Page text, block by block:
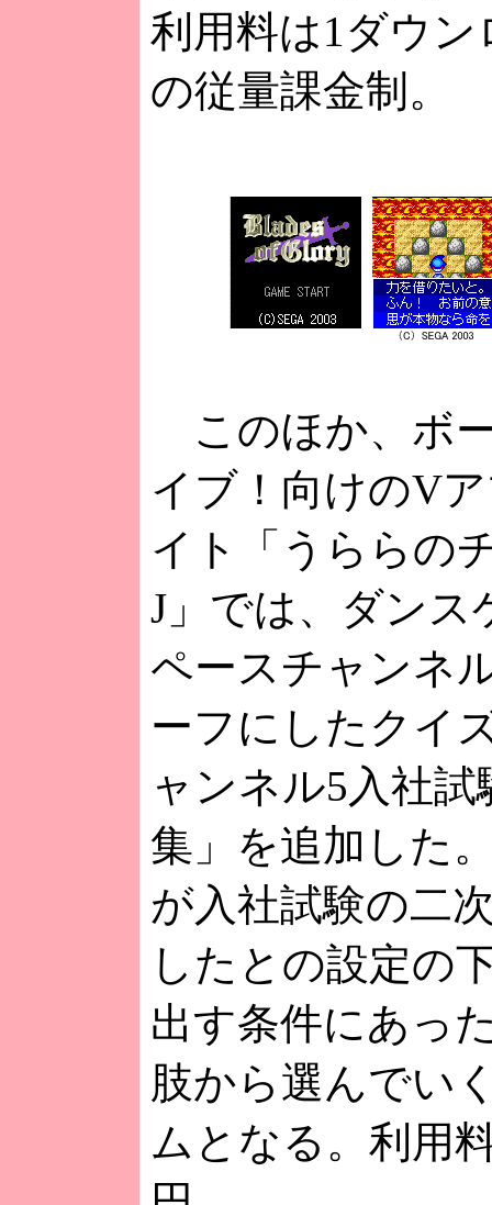
利用料は1ダウン
の従量課金制。
このほか、ボ
イブ！向けのV
イト「うららの
J」では、ダンス
ペースチャンネ
ーフにしたクイ
ャンネル5入社試
集」を追加した
が入社試験の二
したとの設定の
出す条件にあっ
肢から選んでい
ムとなる。利用